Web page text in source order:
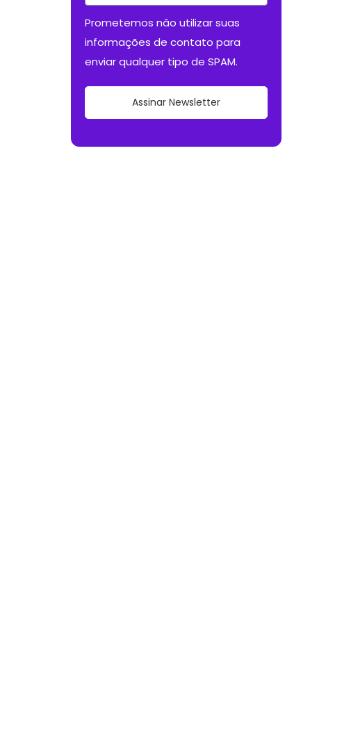
Prometemos não utilizar suas
informações de contato para
enviar qualquer tipo de SPAM.
Assinar Newsletter